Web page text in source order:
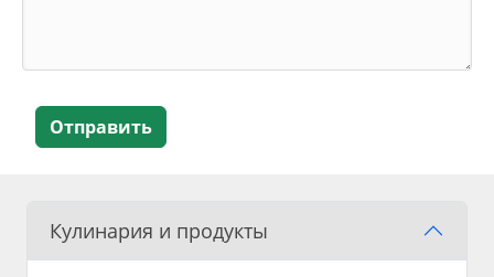
Отправить
Кулинария и продукты